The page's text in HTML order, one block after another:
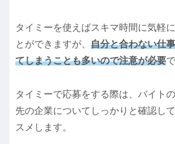
タイミーを使えばスキマ時間に気軽
とができますが、 自分と合わない仕
てしまうことも多いので注意が必要
タイミーで応募をする際は、バイト
先の企業についてしっかりと確認し
スメします。